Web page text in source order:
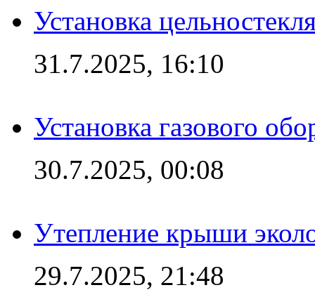
Установка
31.7.2025, 16:10
Установка газового
30.7.2025, 00:08
Утепление крыши
29.7.2025, 21:48